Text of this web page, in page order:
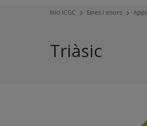
Inici ICGC Eines i visors
Triàsic